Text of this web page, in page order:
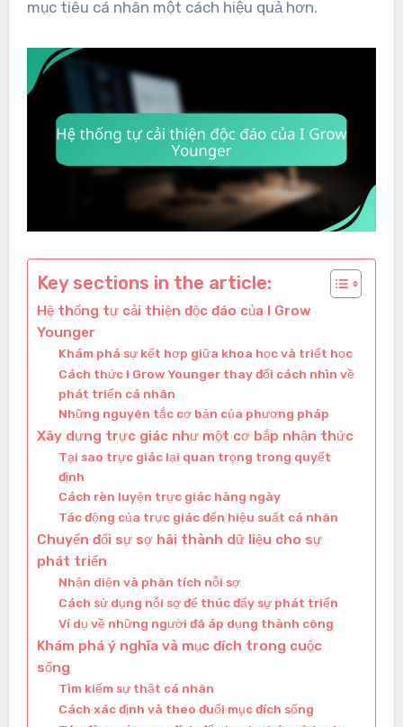
mục tiêu cá nhân một cách hiệu quả hơn.
Key sections in the article:
Hệ thống tự cải thiện độc đáo của I Grow
Younger
Khám phá sự kết hợp giữa khoa học và triết học
Cách thức I Grow Younger thay đổi cách nhìn về
phát triển cá nhân
Những nguyên tắc cơ bản của phương pháp
Xây dựng trực giác như một cơ bắp nhận thức
Tại sao trực giác lại quan trọng trong quyết
định
Cách rèn luyện trực giác hàng ngày
Tác động của trực giác đến hiệu suất cá nhân
Chuyển đổi sự sợ hãi thành dữ liệu cho sự
phát triển
Nhận diện và phân tích nỗi sợ
Cách sử dụng nỗi sợ để thúc đẩy sự phát triển
Ví dụ về những người đã áp dụng thành công
Khám phá ý nghĩa và mục đích trong cuộc
sống
Tìm kiếm sự thật cá nhân
Cách xác định và theo đuổi mục đích sống